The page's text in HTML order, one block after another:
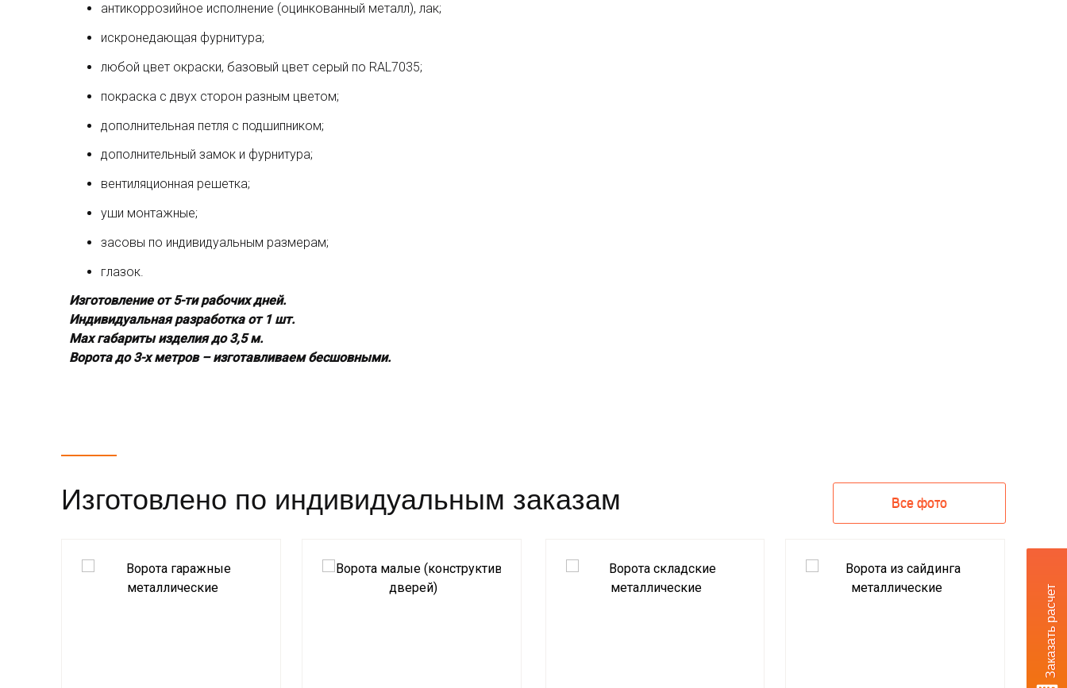
Заказать расчет
антикоррозийное исполнение (оцинкованный металл), лак;
искронедающая фурнитура;
любой цвет окраски, базовый цвет серый по RAL7035;
покраска с двух сторон разным цветом;
дополнительная петля с подшипником;
дополнительный замок и фурнитура;
вентиляционная решетка;
уши монтажные;
засовы по индивидуальным размерам;
глазок.
Изготовление от 5-ти рабочих дней.
Индивидуальная разработка от 1 шт.
Мах габариты изделия до 3,5 м.
Ворота до 3-х метров – изготавливаем бесшовными.
Изготовлено по индивидуальным заказам Все фото